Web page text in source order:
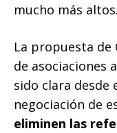
mucho más altos.
La propuesta de
de asociaciones
sido clara desde
negociación de
eliminen las